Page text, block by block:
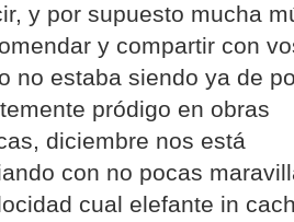
y por supuesto mucha
y compartir con
no estaba siendo ya de
pródigo en obras
diciembre nos está
con no pocas
cual elefante in